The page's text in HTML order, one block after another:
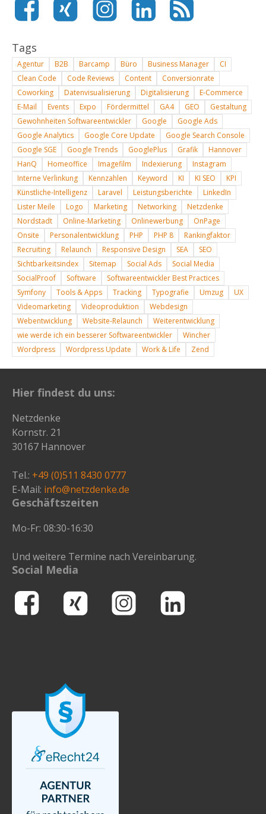
Tags
Agentur B2B Barcamp Büro Business Manager
CI
Clean Code
Code Reviews Content
Conversionrate
Coworking
Datenvisualisierung Digitalisierung
E-Commerce
E-Mail
Events Expo Fördermittel GA4 GEO
Gestaltung
Gewohnheiten Softwareentwickler
Google
Google Ads
Google Analytics
Google Core Update
Google Search Console
Google SGE
Google Trends GooglePlus Grafik
Hannover
HanQ
Homeoffice Imagefilm Indexierung
Instagram
Interne Verlinkung
Kennzahlen Keyword KI KI SEO
KPI
Künstliche-Intelligenz
Laravel Leistungsberichte
LinkedIn
Lister Meile
Logo Marketing Networking
Netzdenke
Nordstadt
Online-Marketing Onlinewerbung
OnPage
Onsite
Personalentwicklung PHP PHP 8
Rankingfaktor
Recruiting
Relaunch Responsive Design SEA
SEO
Sichtbarkeitsindex
Sitemap Social Ads
Social Media
SocialProof
Software
Softwareentwickler Best Practices
Symfony
Tools & Apps Tracking Typografie Umzug
UX
Videomarketing
Videoproduktion
Webdesign
Webentwicklung
Website-Relaunch
Weiterentwicklung
wie werde ich ein besserer Softwareentwickler
Wincher
Wordpress
Wordpress Update Work & Life Zend
Hier findest du uns:
Netzdenke
Kornstr. 21
30167 Hannover
Tel.: +49 (0)511 8430 0777
E-Mail: info@netzdenke.de
Geschäftszeiten
Mo-Fr: 08:30-16:30
Und weitere Termine nach Vereinbarung.
Social Media